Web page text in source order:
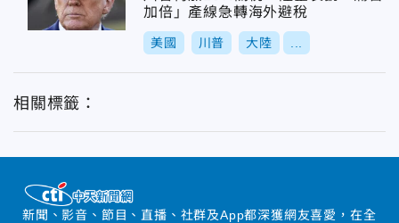
加倍」產線急轉海外避稅
美國 川普 大陸
相關標籤：
新聞、影音、節目、直播、社群及App都深獲網友喜愛，在全